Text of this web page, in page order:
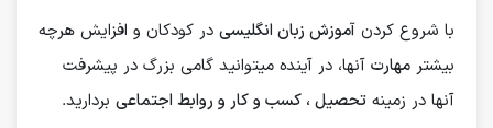
با شروع کردن آموزش زبان انگلیسی در کودکان و افزایش هرچه
بیشتر مهارت آنها، در آینده میتوانید گامی بزرگ در پیشرفت
آنها در زمینه تحصیل ، کسب و کار و روابط اجتماعی بردارید.